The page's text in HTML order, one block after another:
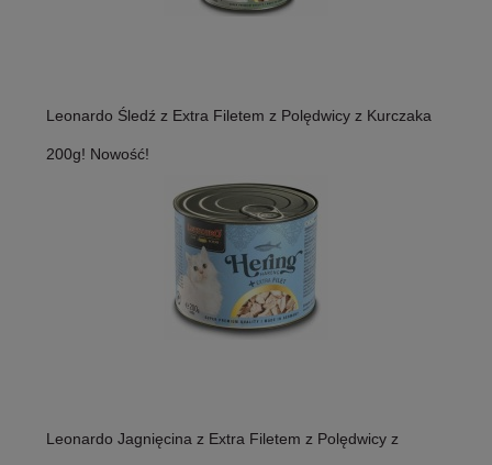
Leonardo Śledź z Extra Filetem z Polędwicy z Kurczaka
200g! Nowość!
Leonardo Jagnięcina z Extra Filetem z Polędwicy z